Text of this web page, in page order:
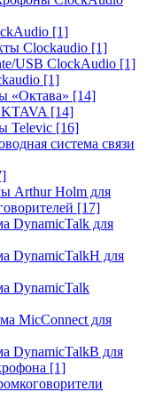
[1]
Clockaudio [1]
USB ClockAudio [1]
[1]
«Октава» [14]
[14]
Televic [16]
система связи
Arthur Holm для
[17]
DynamicTalk для
DynamicTalkH для
DynamicTalk
MicConnect для
DynamicTalkB для
[1]